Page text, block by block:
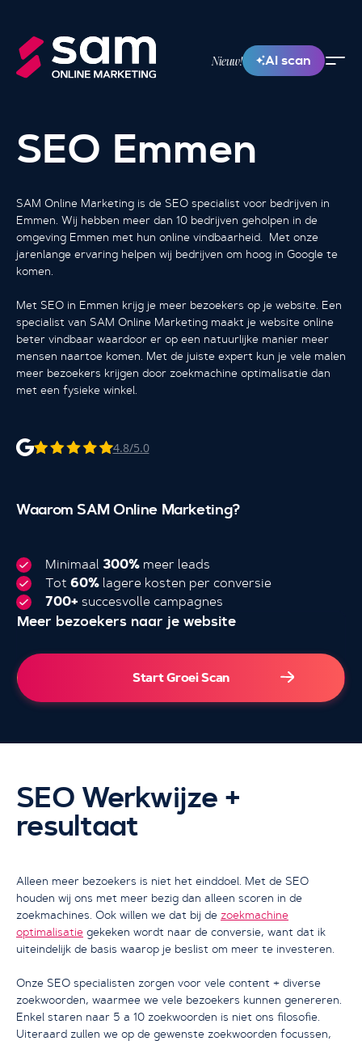
Nieuw! AI scan
SEO Emmen
SAM Online Marketing is de SEO specialist voor bedrijven in
Emmen. Wij hebben meer dan 10 bedrijven geholpen in de
omgeving Emmen met hun online vindbaarheid. Met onze
jarenlange ervaring helpen wij bedrijven om hoog in Google te
komen.
Met SEO in Emmen krijg je meer bezoekers op je website. Een
specialist van SAM Online Marketing maakt je website online
beter vindbaar waardoor er op een natuurlijke manier meer
mensen naartoe komen. Met de juiste expert kun je vele malen
meer bezoekers krijgen door zoekmachine optimalisatie dan
met een fysieke winkel.
4.8/5.0
Waarom SAM Online Marketing?
Minimaal 300% meer leads
Tot 60% lagere kosten per conversie
700+ succesvolle campagnes
Meer bezoekers naar je website
Start Groei Scan
SEO Werkwijze +
resultaat
Alleen meer bezoekers is niet het einddoel. Met de SEO
houden wij ons met meer bezig dan alleen scoren in de
zoekmachines. Ook willen we dat bij de zoekmachine
optimalisatie gekeken wordt naar de conversie, want dat ik
uiteindelijk de basis waarop je beslist om meer te investeren.
Onze SEO specialisten zorgen voor vele content + diverse
zoekwoorden, waarmee we vele bezoekers kunnen genereren.
Enkel staren naar 5 a 10 zoekwoorden is niet ons filosofie.
Uiteraard zullen we op de gewenste zoekwoorden focussen,